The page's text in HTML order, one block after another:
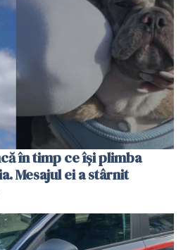
în timp ce își plimba
Mesajul ei a stârnit